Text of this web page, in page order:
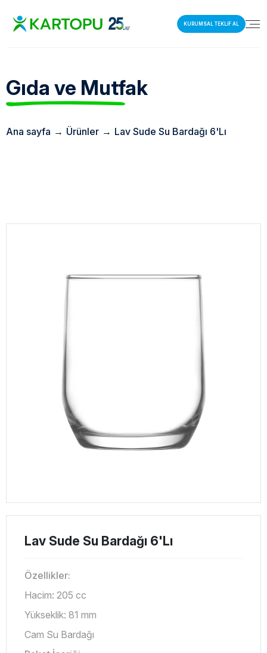
KURUMSAL TEKLİF AL
Gıda ve Mutfak
Ana sayfa → Ürünler → Lav Sude Su Bardağı 6'Lı
Lav Sude Su Bardağı 6'Lı
Özellikler:
Hacim: 205 cc
Yükseklik: 81 mm
Cam Su Bardağı